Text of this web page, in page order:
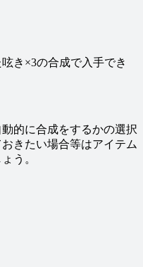
き×3の合成で入手でき
的に合成をするかの選択
きたい場合等はアイテム
う。